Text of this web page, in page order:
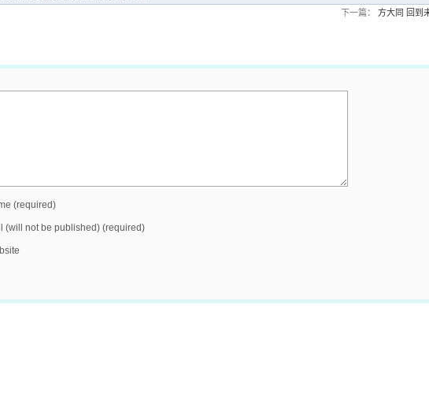
下一篇： 方大同 回到
(required)
(will not be published) (required)